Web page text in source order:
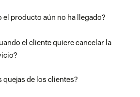
el producto aún no ha llegado?
el cliente quiere cancelar la
quejas de los clientes?